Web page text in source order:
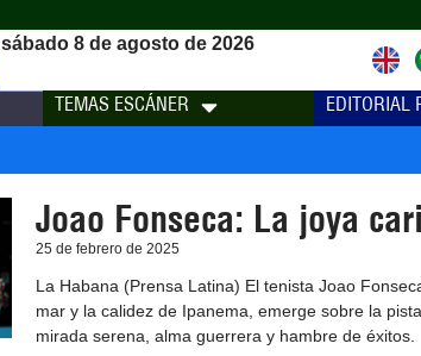
sábado 8 de agosto de 2026
TEMAS ESCÁNER EDITORIAL
Joao Fonseca: La joya
25 de febrero de 2025
La Habana (Prensa Latina) El tenista Joao
mar y la calidez de Ipanema, emerge sobre la
mirada serena, alma guerrera y hambre de éxitos.